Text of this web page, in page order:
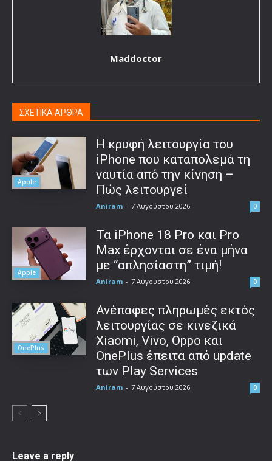
Maddoctor
ΣΧΕΤΙΚΑ ΑΡΘΡΑ
Apple
Η κρυφή λειτουργία του
iPhone που καταπολεμά τη
ναυτία από την κίνηση –
Πώς λειτουργεί
Aniram - 7 Αυγούστου 2026 0
Apple
Τα iPhone 18 Pro και Pro
Max έρχονται σε ένα μήνα
με “απλησίαστη” τιμή!
Aniram - 7 Αυγούστου 2026 0
OnePlus
Ανέπαφες πληρωμές εκτός
λειτουργίας σε κινεζικά
Xiaomi, Vivo, Oppo και
OnePlus έπειτα από update
των Play Services
Aniram - 7 Αυγούστου 2026 0
Leave a reply